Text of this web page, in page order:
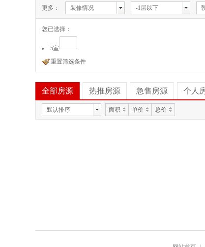
更多： 装修情况 -1层以下
您已选择：
5室
重置筛选条件
全部房源 热推房源 急售房源 个人
默认排序 面积 单价 总价